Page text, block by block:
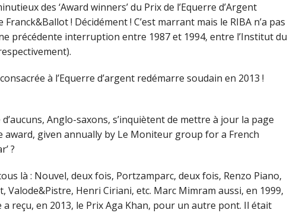
des ‘Award winners’ du Prix de l’Equerre d’Argent
! Décidément ! C’est marrant mais le RIBA n’a pas
précédente interruption entre 1987 et 1994, entre l’Institut du
à l’Equerre d’argent redémarre soudain en 2013 !
Anglo-saxons, s’inquiètent de mettre à jour la page
award, given annually by Le Moniteur group for a French
?
là : Nouvel, deux fois, Portzamparc, deux fois, Renzo Piano,
Valode&Pistre, Henri Ciriani, etc. Marc Mimram aussi, en 1999,
a reçu, en 2013, le Prix Aga Khan, pour un autre pont. Il était